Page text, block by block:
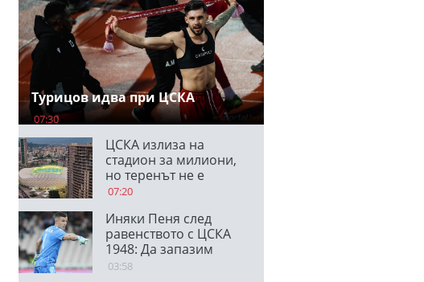
Турицов идва при ЦСКА
07:30
ЦСКА излиза на
стадион за милиони,
но теренът не е
блестящ
07:20
Иняки Пеня след
равенството с ЦСКА
1948: Да запазим
спокойствие
03:58